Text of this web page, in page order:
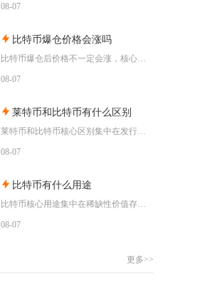
08-07
比特币爆仓价格会涨吗
比特币爆仓后价格不一定会涨，核心取决于爆仓的多空方向、市场流动性和宏观环境，空头集中爆仓易
08-07
莱特币和比特币有什么区别
莱特币和比特币核心区别集中在发行总量、出块效率、挖矿算法与市场定位四大维度，比特币偏向稀缺
08-07
比特币有什么用途
比特币核心用途集中在稀缺性价值存储、全球点对点支付结算、去中心化金融抵押、抗审查资产保全以
08-07
更多>>